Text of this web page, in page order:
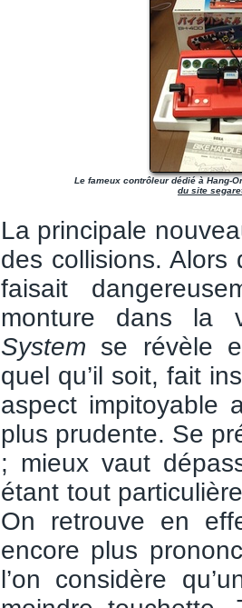
Le fameux contrôleur dédié à Hang-
du site
La principale
des collisions. Alors
faisait
monture dans la
System se révèle
quel qu’il soit, fait
aspect impitoyable
plus prudente. Se
; mieux vaut
étant tout
On retrouve en
encore plus
l’on considère